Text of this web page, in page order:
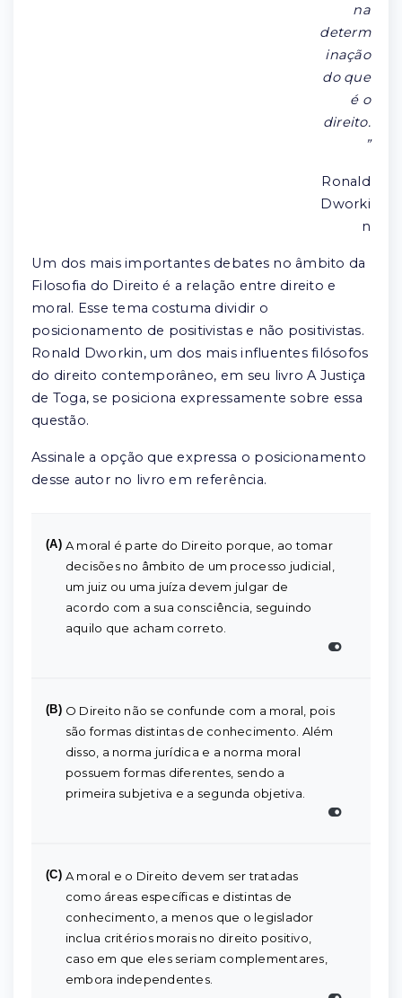
na
determ
inação
do que
é o
direito.
”
Ronald
Dworki
n
Um dos mais importantes debates no âmbito da
Filosofia do Direito é a relação entre direito e
moral. Esse tema costuma dividir o
posicionamento de positivistas e não positivistas.
Ronald Dworkin, um dos mais influentes filósofos
do direito contemporâneo, em seu livro A Justiça
de Toga, se posiciona expressamente sobre essa
questão.
Assinale a opção que expressa o posicionamento
desse autor no livro em referência.
(A) A moral é parte do Direito porque, ao tomar
decisões no âmbito de um processo judicial,
um juiz ou uma juíza devem julgar de
acordo com a sua consciência, seguindo
aquilo que acham correto.
(B) O Direito não se confunde com a moral, pois
são formas distintas de conhecimento. Além
disso, a norma jurídica e a norma moral
possuem formas diferentes, sendo a
primeira subjetiva e a segunda objetiva.
(C) A moral e o Direito devem ser tratadas
como áreas específicas e distintas de
conhecimento, a menos que o legislador
inclua critérios morais no direito positivo,
caso em que eles seriam complementares,
embora independentes.